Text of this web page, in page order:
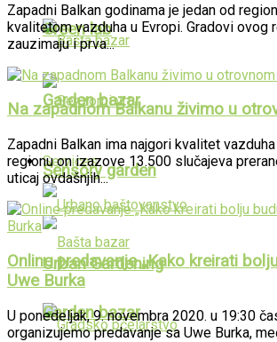
Garden bazar
Services
Urban Gardening
Green lab
Sensory garden
Garden bazar
Zapadni Balkan godinama je jedan od
kvalitetom vazduha u Evropi. Gradovi ovog
zauzimaju i prva...
Na zapadnom Balkanu živimo u
Zapadni Balkan ima najgori kvalitet
regionu on izazove 13.500 slučajeva
uticaj ovdašnjih...
Online predavanje „Kako kreirati
Uwe Burka
U ponedelјak, 9. novembra 2020. u 19:30
organizujemo predavanje sa Uwe Burka,